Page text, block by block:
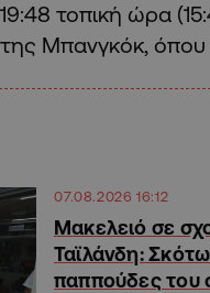
19:48 τοπική ώρα
της Μπανγκόκ, όπου
07.08.2026 16:12
Μακελειό σε
Ταϊλάνδη:
παππούδες του